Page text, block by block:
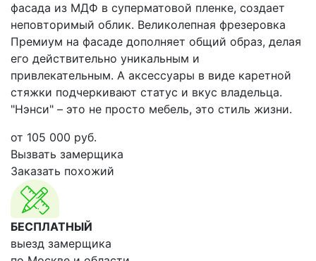
фасада из МДФ в суперматовой пленке, создает
неповторимый облик. Великолепная фрезеровка
Премиум на фасаде дополняет общий образ, делая
его действительно уникальным и
привлекательным. А аксессуары в виде каретной
стяжки подчеркивают статус и вкус владельца.
"Нэнси" – это не просто мебель, это стиль жизни.
от 105 000 руб.
Вызвать замерщика
Заказать похожий
БЕСПЛАТНЫЙ
выезд замерщика